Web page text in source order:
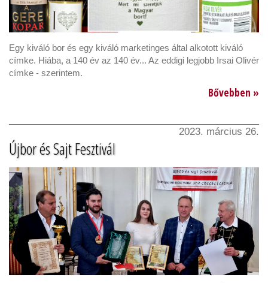
Egy kiváló bor és egy kiváló marketinges által alkotott kiváló
címke. Hiába, a 140 év az 140 év... Az eddigi legjobb Irsai Olivér
címke - szerintem.
Bővebben »
2023. március 26.
Újbor és Sajt Fesztivál